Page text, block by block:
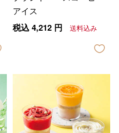
アイス
税込 4,212円 送料込み